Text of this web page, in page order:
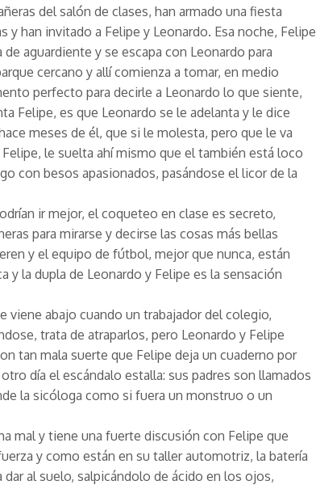
del salón de clases, han armado una fiesta
y han invitado a Felipe y Leonardo. Esa noche, Felipe
aguardiente y se escapa con Leonardo para
cercano y allí comienza a tomar, en medio
perfecto para decirle a Leonardo lo que siente,
Felipe, es que Leonardo se le adelanta y le dice
meses de él, que si le molesta, pero que le va
le suelta ahí mismo que el también está loco
con besos apasionados, pasándose el licor de la
ir mejor, el coqueteo en clase es secreto,
para mirarse y decirse las cosas más bellas
y el equipo de fútbol, mejor que nunca, están
y la dupla de Leonardo y Felipe es la sensación
viene abajo cuando un trabajador del colegio,
trata de atraparlos, pero Leonardo y Felipe
tan mala suerte que Felipe deja un cuaderno por
día el escándalo estalla: sus padres son llamados
la sicóloga como si fuera un monstruo o un
mal y tiene una fuerte discusión con Felipe que
y como están en su taller automotriz, la batería
al suelo, salpicándolo de ácido en los ojos,